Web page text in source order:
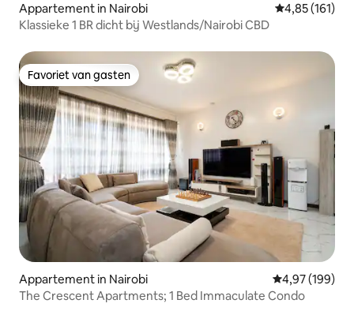
Appartement in Nairobi Gemiddelde
4,85 (161)
Klassieke 1 BR dicht bij Westlands/Nairobi CBD
Favoriet van gasten
Favoriet van gasten
Appartement in Nairobi Gemiddelde
4,97 (199)
The Crescent Apartments; 1 Bed Immaculate Condo